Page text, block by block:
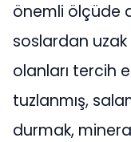
önemli ölçüde
soslardan
olanları tercih
tuzlanmış,
durmak,